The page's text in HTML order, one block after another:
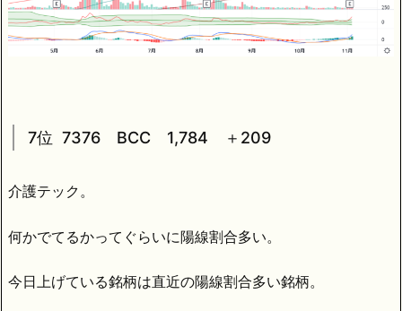
7位 7376 BCC 1,784 ＋209
介護テック。
何かでてるかってぐらいに陽線割合多い。
今日上げている銘柄は直近の陽線割合多い銘柄。